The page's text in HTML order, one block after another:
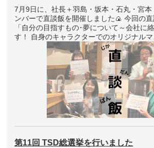
7月9日に、社長＋羽島・坂本・石丸・宮本
ンバーで直談飯を開催しました🍙 今回の
「自分の目指すもの･夢について～会社に
す！ 自身のキャラクターでのオリジナルマ
第11回 TSD総選挙を行いました